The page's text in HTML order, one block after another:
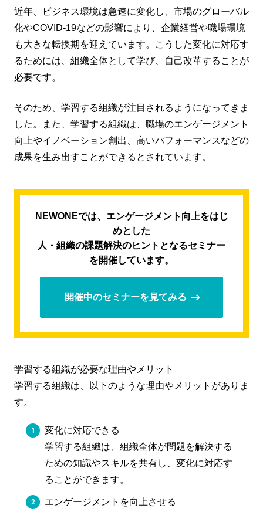
近年、ビジネス環境は急速に変化し、市場のグローバル
化やCOVID-19などの影響により、企業経営や職場環境
も大きな転換期を迎えています。こうした変化に対応す
るためには、組織全体として学び、自己改革することが
必要です。
そのため、学習する組織が注目されるようになってきま
した。また、学習する組織は、職場のエンゲージメント
向上やイノベーション創出、高いパフォーマンスなどの
成果を生み出すことができるとされています。
NEWONEでは、エンゲージメント向上をはじ
めとした
人・組織の課題解決のヒントとなるセミナー
を開催しています。
開催中のセミナーを見てみる
学習する組織が必要な理由やメリット
学習する組織は、以下のような理由やメリットがありま
す。
変化に対応できる
学習する組織は、組織全体が問題を解決する
ための知識やスキルを共有し、変化に対応す
ることができます。
エンゲージメントを向上させる